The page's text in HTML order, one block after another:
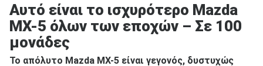
Αυτό είναι το ισχυρότερο Mazda
MX-5 όλων των εποχών – Σε 100
μονάδες
Το απόλυτο Mazda MX-5 είναι γεγονός, δυστυχώς